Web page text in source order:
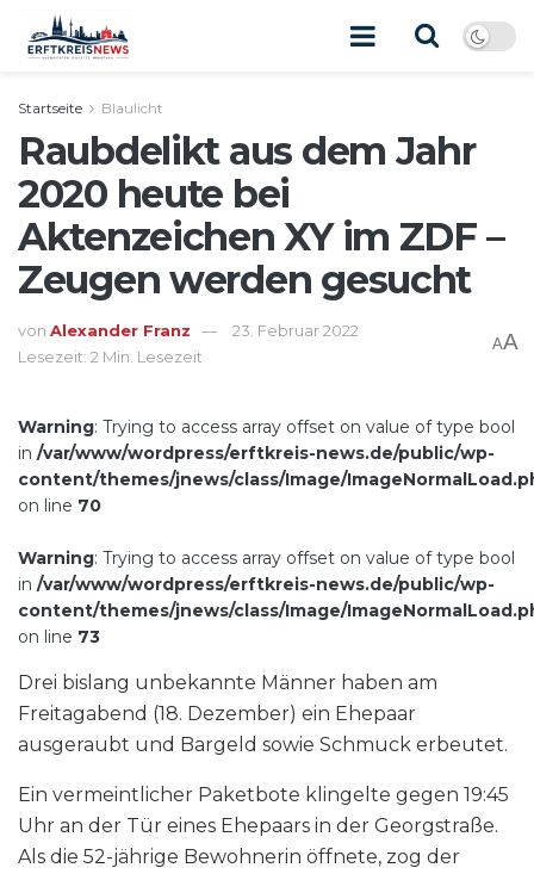
Startseite Blaulicht
Raubdelikt aus dem Jahr
2020 heute bei
Aktenzeichen XY im ZDF –
Zeugen werden gesucht
von Alexander Franz
23. Februar 2022
Lesezeit: 2 Min. Lesezeit
AA
Warning: Trying to access array offset on value of type bool
in /var/www/wordpress/erftkreis-news.de/public/wp-
content/themes/jnews/class/Image/
on line 70
Warning: Trying to access array offset on value of type bool
in /var/www/wordpress/erftkreis-news.de/public/wp-
content/themes/jnews/class/Image/
on line 73
Drei bislang unbekannte Männer haben am
Freitagabend (18. Dezember) ein Ehepaar
ausgeraubt und Bargeld sowie Schmuck erbeutet.
Ein vermeintlicher Paketbote klingelte gegen 19:45
Uhr an der Tür eines Ehepaars in der Georgstraße.
Als die 52-jährige Bewohnerin öffnete, zog der